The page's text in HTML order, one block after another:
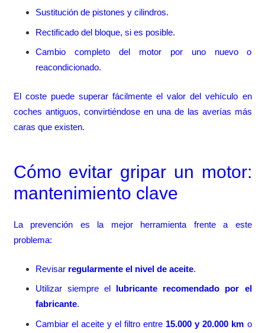
Sustitución de pistones y cilindros.
Rectificado del bloque, si es posible.
Cambio completo del motor por uno nuevo o
reacondicionado.
El coste puede superar fácilmente el valor del vehículo en
coches antiguos, convirtiéndose en una de las averías más
caras que existen.
Cómo evitar gripar un motor:
mantenimiento clave
La prevención es la mejor herramienta frente a este
problema:
Revisar regularmente el nivel de aceite.
Utilizar siempre el
lubricante recomendado por el
fabricante.
Cambiar el aceite y el filtro entre 15.000 y 20.000 km o